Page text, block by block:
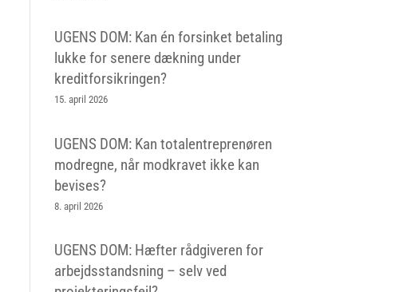
UGENS DOM: Kan én forsinket betaling
lukke for senere dækning under
kreditforsikringen?
15. april 2026
UGENS DOM: Kan totalentreprenøren
modregne, når modkravet ikke kan
bevises?
8. april 2026
UGENS DOM: Hæfter rådgiveren for
arbejdsstandsning – selv ved